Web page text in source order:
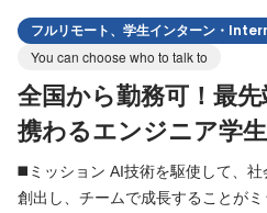
フルリモート、学生インターン・
You can choose who to talk to
全国から勤務可！最
携わるエンジニア学
◼️ミッション AI技術を駆使して、社会やビジネスに新たな価値を
創出し、チームで成長することがミ